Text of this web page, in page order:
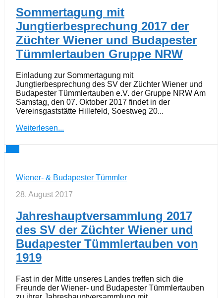
Sommertagung mit
Jungtierbesprechung 2017 der
Züchter Wiener und Budapester
Tümmlertauben Gruppe NRW
Einladung zur Sommertagung mit
Jungtierbesprechung des SV der Züchter Wiener und
Budapester Tümmlertauben e.V. der Gruppe NRW Am
Samstag, den 07. Oktober 2017 findet in der
Vereinsgaststätte Hillefeld, Soestweg 20...
Weiterlesen...
Wiener- & Budapester Tümmler
28. August 2017
Jahreshauptversammlung 2017
des SV der Züchter Wiener und
Budapester Tümmlertauben von
1919
Fast in der Mitte unseres Landes treffen sich die
Freunde der Wiener- und Budapester Tümmlertauben